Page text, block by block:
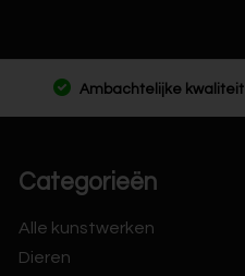
Ambachtelijke kwaliteit
Categorieën
Alle kunstwerken
Dieren